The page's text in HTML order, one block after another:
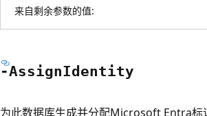
来自剩余参数的值:
-AssignIdentity
为此数据库生成并分配Microsoft Entra标